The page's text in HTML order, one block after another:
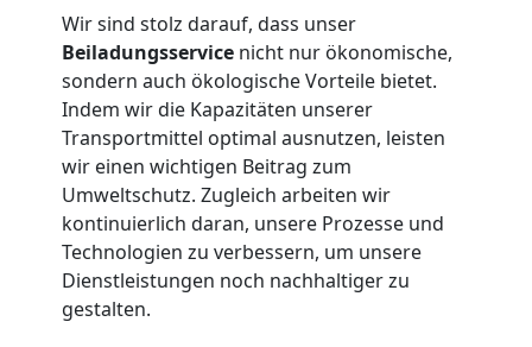
Wir sind stolz darauf, dass unser
Beiladungsservice nicht nur ökonomische,
sondern auch ökologische Vorteile bietet.
Indem wir die Kapazitäten unserer
Transportmittel optimal ausnutzen, leisten
wir einen wichtigen Beitrag zum
Umweltschutz. Zugleich arbeiten wir
kontinuierlich daran, unsere Prozesse und
Technologien zu verbessern, um unsere
Dienstleistungen noch nachhaltiger zu
gestalten.
Feldkirch
Umzug
für
Senioren